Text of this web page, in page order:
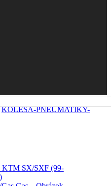
KOLESÁ-PNEUMATIKY-